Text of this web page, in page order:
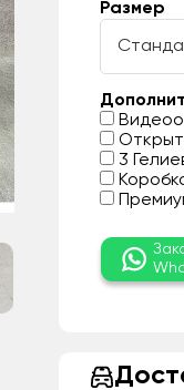
Размер
3